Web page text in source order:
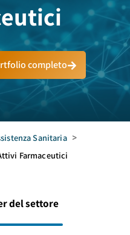
completo
Sanitaria >
Farmaceutici
del settore